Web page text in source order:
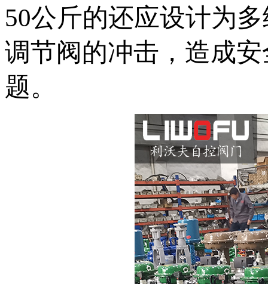
50公斤的还应设计为
调节阀的冲击，造成
题。